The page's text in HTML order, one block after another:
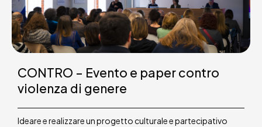
CONTRO – Evento e paper contro
violenza di genere
Ideare e realizzare un progetto culturale e partecipativo